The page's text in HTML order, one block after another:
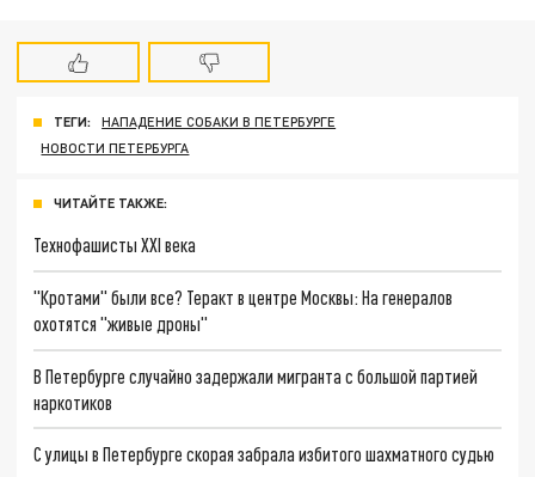
ТЕГИ:
НАПАДЕНИЕ СОБАКИ В ПЕТЕРБУРГЕ
НОВОСТИ ПЕТЕРБУРГА
ЧИТАЙТЕ ТАКЖЕ:
Технофашисты XXI века
"Кротами" были все? Теракт в центре Москвы: На генералов
охотятся "живые дроны"
В Петербурге случайно задержали мигранта с большой партией
наркотиков
С улицы в Петербурге скорая забрала избитого шахматного судью